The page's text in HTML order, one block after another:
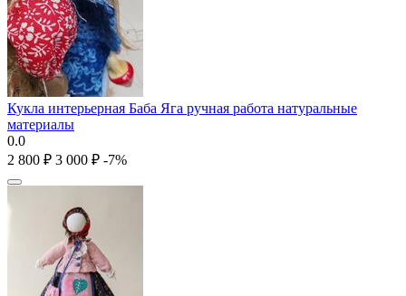
Кукла интерьерная Баба Яга ручная работа натуральные
материалы
0.0
2 800 ₽ 3 000 ₽ -7%